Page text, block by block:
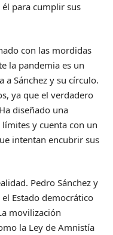
para cumplir sus
con las mordidas
la pandemia es un
Sánchez y su círculo.
ya que el verdadero
diseñado una
y cuenta con un
intentan encubrir sus
Pedro Sánchez y
Estado democrático
movilización
la Ley de Amnistía